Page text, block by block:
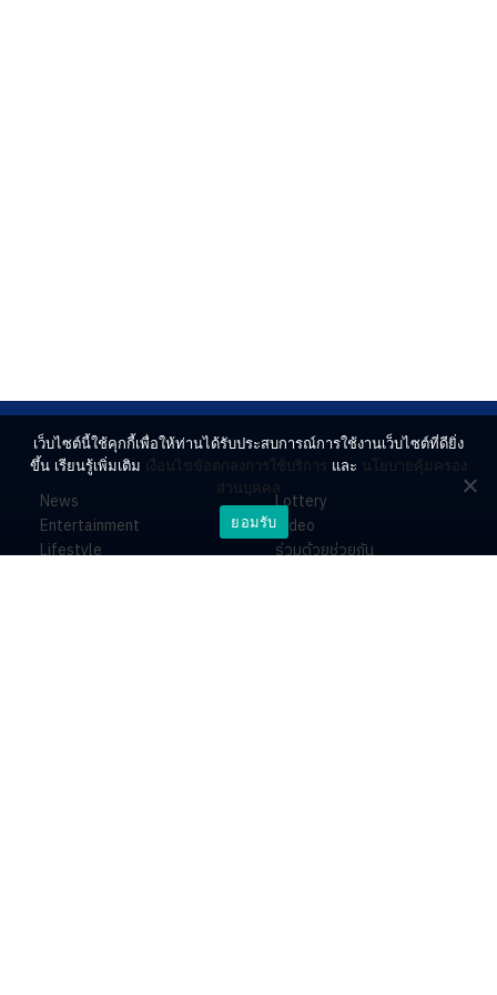
News
Entertainment
Lifestyle
Lottery
Video
ร่วมด้วยช่วยกัน
เว็บไซต์นี้ใช้คุกกี้เพื่อให้ท่านได้รับประสบการณ์การใช้งานเว็บไซต์ที่ดียิ่ง
ขึ้น เรียนรู้เพิ่มเติม เงื่อนไขข้อตกลงการใช้บริการ และ นโยบายคุ้มครอง
ส่วนบุคคล
ยอมรับ